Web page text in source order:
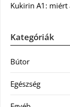
Kukirin A1: miért
Kategóriák
Bútor
Egészség